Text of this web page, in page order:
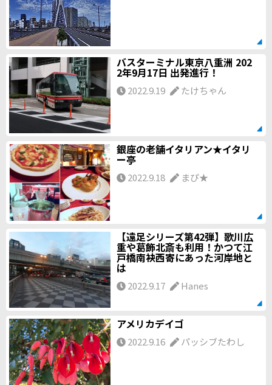
バスターミナル東京八重洲 202
2年9月17日 出発進行！
2022.9.19 たけちゃん
銀座の老舗イタリアン★イタリ
ー亭
2022.9.18 まぴ★
【遠足シリーズ第42弾】歌川広
重や葛飾北斎も利用！かつて江
戸橋南袂西寄にあった河岸地と
は
2022.9.17 Hanes
アメリカデイゴ
2022.9.16 パッシブたわし